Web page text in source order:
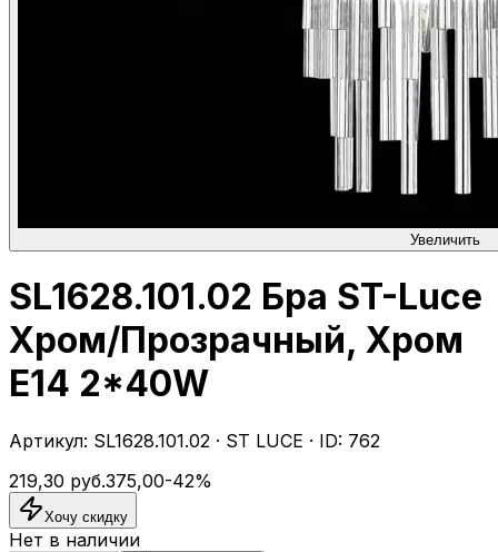
Увеличить
SL1628.101.02 Бра ST-Luce
Хром/Прозрачный, Хром
E14 2*40W
Артикул: SL1628.101.02 · ST LUCE · ID: 762
219,30 руб.375,00-42%
Хочу скидку
Нет в наличии